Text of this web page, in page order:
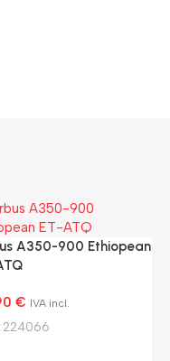
A350-900 Ethiopean
€ IVA incl.
224066